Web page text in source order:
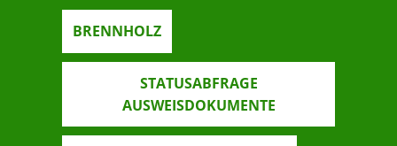
BRENNHOLZ
STATUSABFRAGE
AUSWEISDOKUMENTE